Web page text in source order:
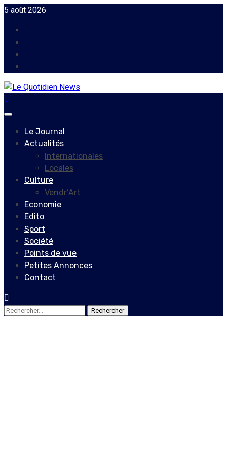
Skip
content
5 août 2026
Primary
Le Journal
Actualités
Internationales
Locales
Culture
Vendr’Art
Economie
Edito
Sport
Société
Points de vue
Petites Annonces
Contact
Rechercher :